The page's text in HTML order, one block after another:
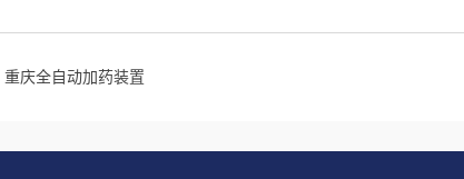
重庆全自动加药装置